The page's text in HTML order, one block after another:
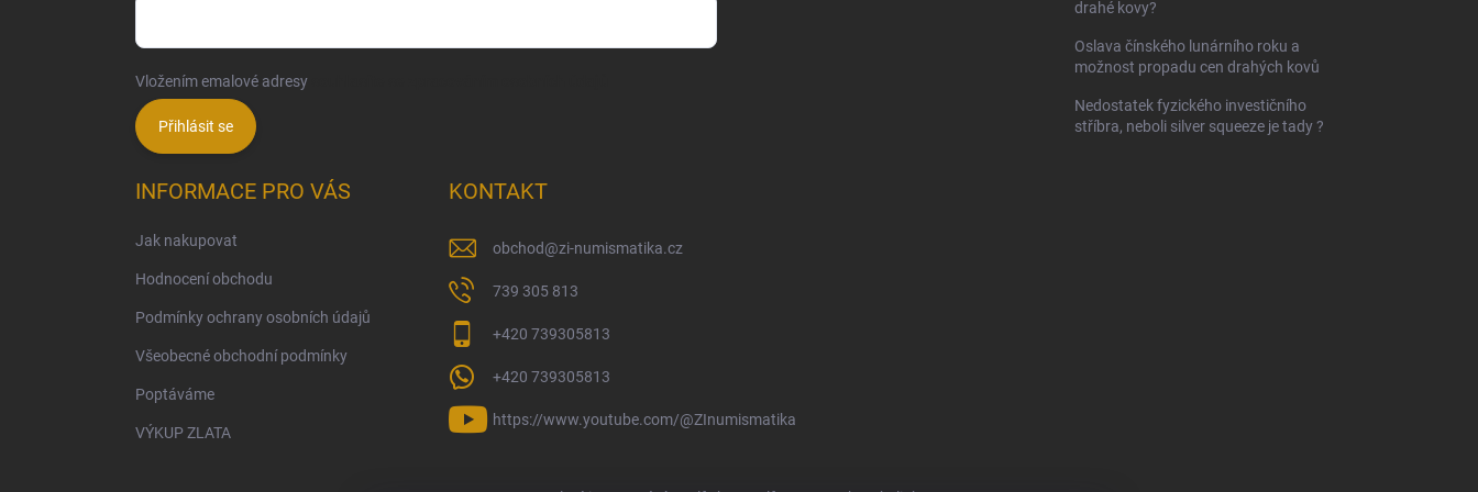
Vložením emalové adresy
Přihlásit se
drahé kovy?
Oslava čínského lunárního roku a
možnost propadu cen drahých kovů
Nedostatek fyzického investičního
stříbra, neboli silver squeeze je tady ?
INFORMACE PRO VÁS
Jak nakupovat
Hodnocení obchodu
Podmínky ochrany osobních údajů
Všeobecné obchodní podmínky
Poptáváme
VÝKUP ZLATA
KONTAKT
obchod@zi-numismatika.cz
739 305 813
+420 739305813
+420 739305813
https://www.youtube.com/@ZInumismatika